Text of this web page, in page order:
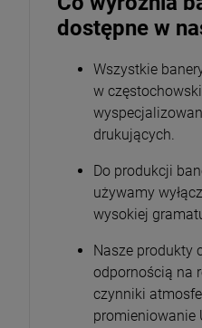
dostępne w
Wszystkie
w
drukujących.
Do produkcji
używamy
wysokiej
Nasze produkty
odpornością na
czynniki
promieniowanie